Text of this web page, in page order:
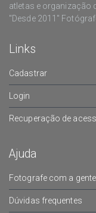
atletas e organização
"Desde 2011"
Links
Cadastrar
Login
Recuperação de
Ajuda
Fotografe com a gente
Dúvidas frequentes